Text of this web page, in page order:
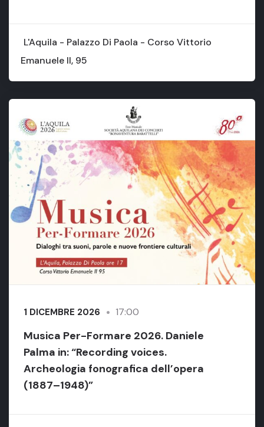
L'Aquila - Palazzo Di Paola - Corso Vittorio
Emanuele II, 95
1 DICEMBRE 2026 17:00
Musica Per-Formare 2026. Daniele
Palma in: “Recording voices.
Archeologia fonografica dell’opera
(1887–1948)”